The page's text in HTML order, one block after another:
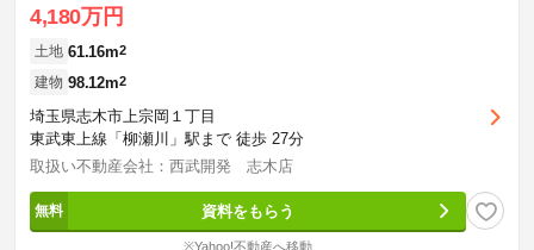
4,180万円
土地 61.16m2
建物 98.12m2
埼玉県志木市上宗岡１丁目
東武東上線「柳瀬川」駅まで 徒歩 27分
取扱い不動産会社：西武開発 志木店
資料をもらう
※Yahoo!不動産へ移動